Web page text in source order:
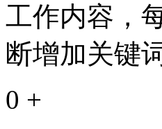
工作内容，
断增加关键
0 +